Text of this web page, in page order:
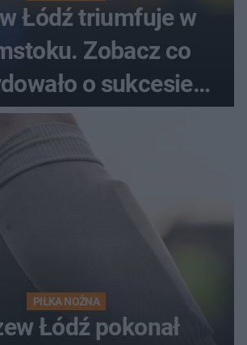
Łódź triumfuje w
Zobacz co
o sukcesie
gości
PIŁKA NOŻNA
Łódź pokonał